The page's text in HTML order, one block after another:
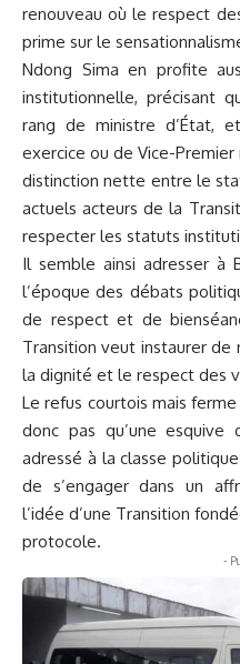
renouveau où le respect
prime sur le
Ndong Sima en profite
institutionnelle, précisant
rang de ministre d’État,
exercice ou de Vice-
distinction nette entre le
actuels acteurs de la
respecter les statuts
Il semble ainsi adresser à
l’époque des débats
de respect et de
Transition veut instaurer de
la dignité et le respect des
Le refus courtois mais
donc pas qu’une
adressé à la classe
de s’engager dans un
l’idée d’une Transition
protocole.
-